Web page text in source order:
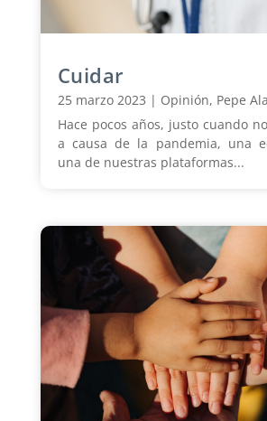
Cuidar
25 marzo 2023 | Opinión, Pepe
Hace pocos años, justo cuando
a causa de la pandemia, una
una de nuestras plataformas...